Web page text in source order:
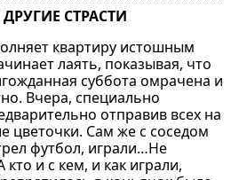
СТРАСТИ
квартиру истошным
лаять, показывая, что
суббота омрачена и
Вчера, специально
отправив всех на
цветочки. Сам же с соседом
футбол, играли…Не
и с кем, и как играли,